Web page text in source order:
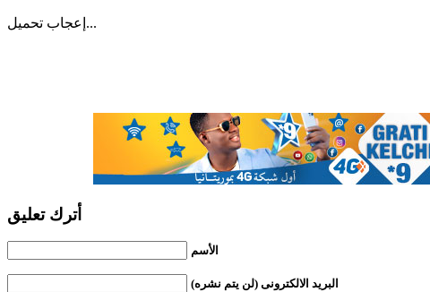
إعجاب تحميل...
أترك تعليق
الأسم
البريد الالكترونى (لن يتم نشره)